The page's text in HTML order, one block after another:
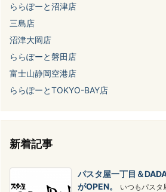
ららぽーと沼津店
三島店
沼津大岡店
ららぽーと磐田店
富士山静岡空港店
ららぽーとTOKYO-BAY店
新着記事
パスタ屋一丁目＆
がOPEN。
いつもパスタ